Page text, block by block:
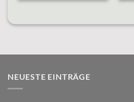
NEUESTE EINTRÄGE